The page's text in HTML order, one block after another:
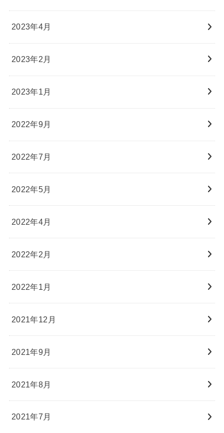
2023年4月
2023年2月
2023年1月
2022年9月
2022年7月
2022年5月
2022年4月
2022年2月
2022年1月
2021年12月
2021年9月
2021年8月
2021年7月